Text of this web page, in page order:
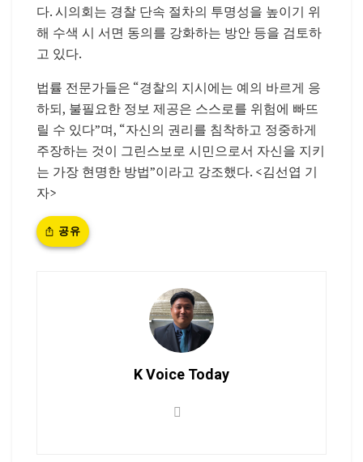
다. 시의회는 경찰 단속 절차의 투명성을 높이기 위
해 수색 시 서면 동의를 강화하는 방안 등을 검토하
고 있다.
법률 전문가들은 “경찰의 지시에는 예의 바르게 응
하되, 불필요한 정보 제공은 스스로를 위험에 빠뜨
릴 수 있다”며, “자신의 권리를 침착하고 정중하게
주장하는 것이 그린스보로 시민으로서 자신을 지키
는 가장 현명한 방법”이라고 강조했다. <김선엽 기
자>
공유
K Voice Today